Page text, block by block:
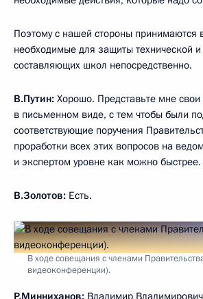
Поэтому с нашей стороны принимаются
необходимые для защиты технической
составляющих школ непосредственно.
В.Путин: Хорошо. Представьте мне
в письменном виде, с тем чтобы были
соответствующие поручения
проработки всех этих вопросов на
и экспертом уровне как можно быстрее.
В.Золотов: Есть.
В ходе совещания с членами
видеоконференции).
Р.Минниханов: Владимир